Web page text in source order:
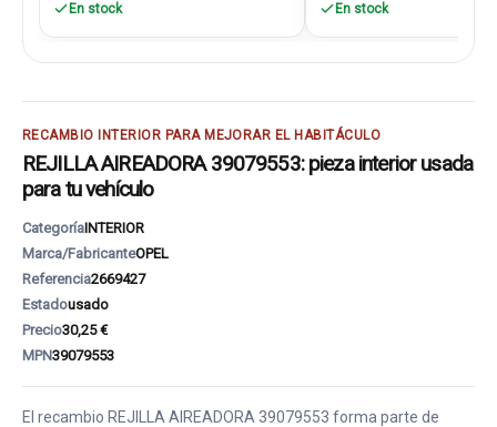
En stock En stock
RECAMBIO INTERIOR PARA MEJORAR EL HABITÁCULO
REJILLA AIREADORA 39079553: pieza interior usada
para tu vehículo
CategoríaINTERIOR
Marca/FabricanteOPEL
Referencia2669427
Estadousado
Precio30,25 €
MPN39079553
El recambio REJILLA AIREADORA 39079553 forma parte de